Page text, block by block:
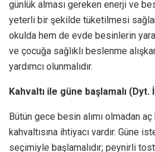
günlük alması gereken enerji ve
yeterli bir şekilde tüketilmesi
okulda hem de evde besinlerin
ve çocuğa sağlıklı beslenme
yardımcı olunmalıdır.
Kahvaltı ile güne başlamalı
Bütün gece besin alımı olmadan
kahvaltısına ihtiyacı vardır. Güne
seçimiyle başlamalıdır; peynirli